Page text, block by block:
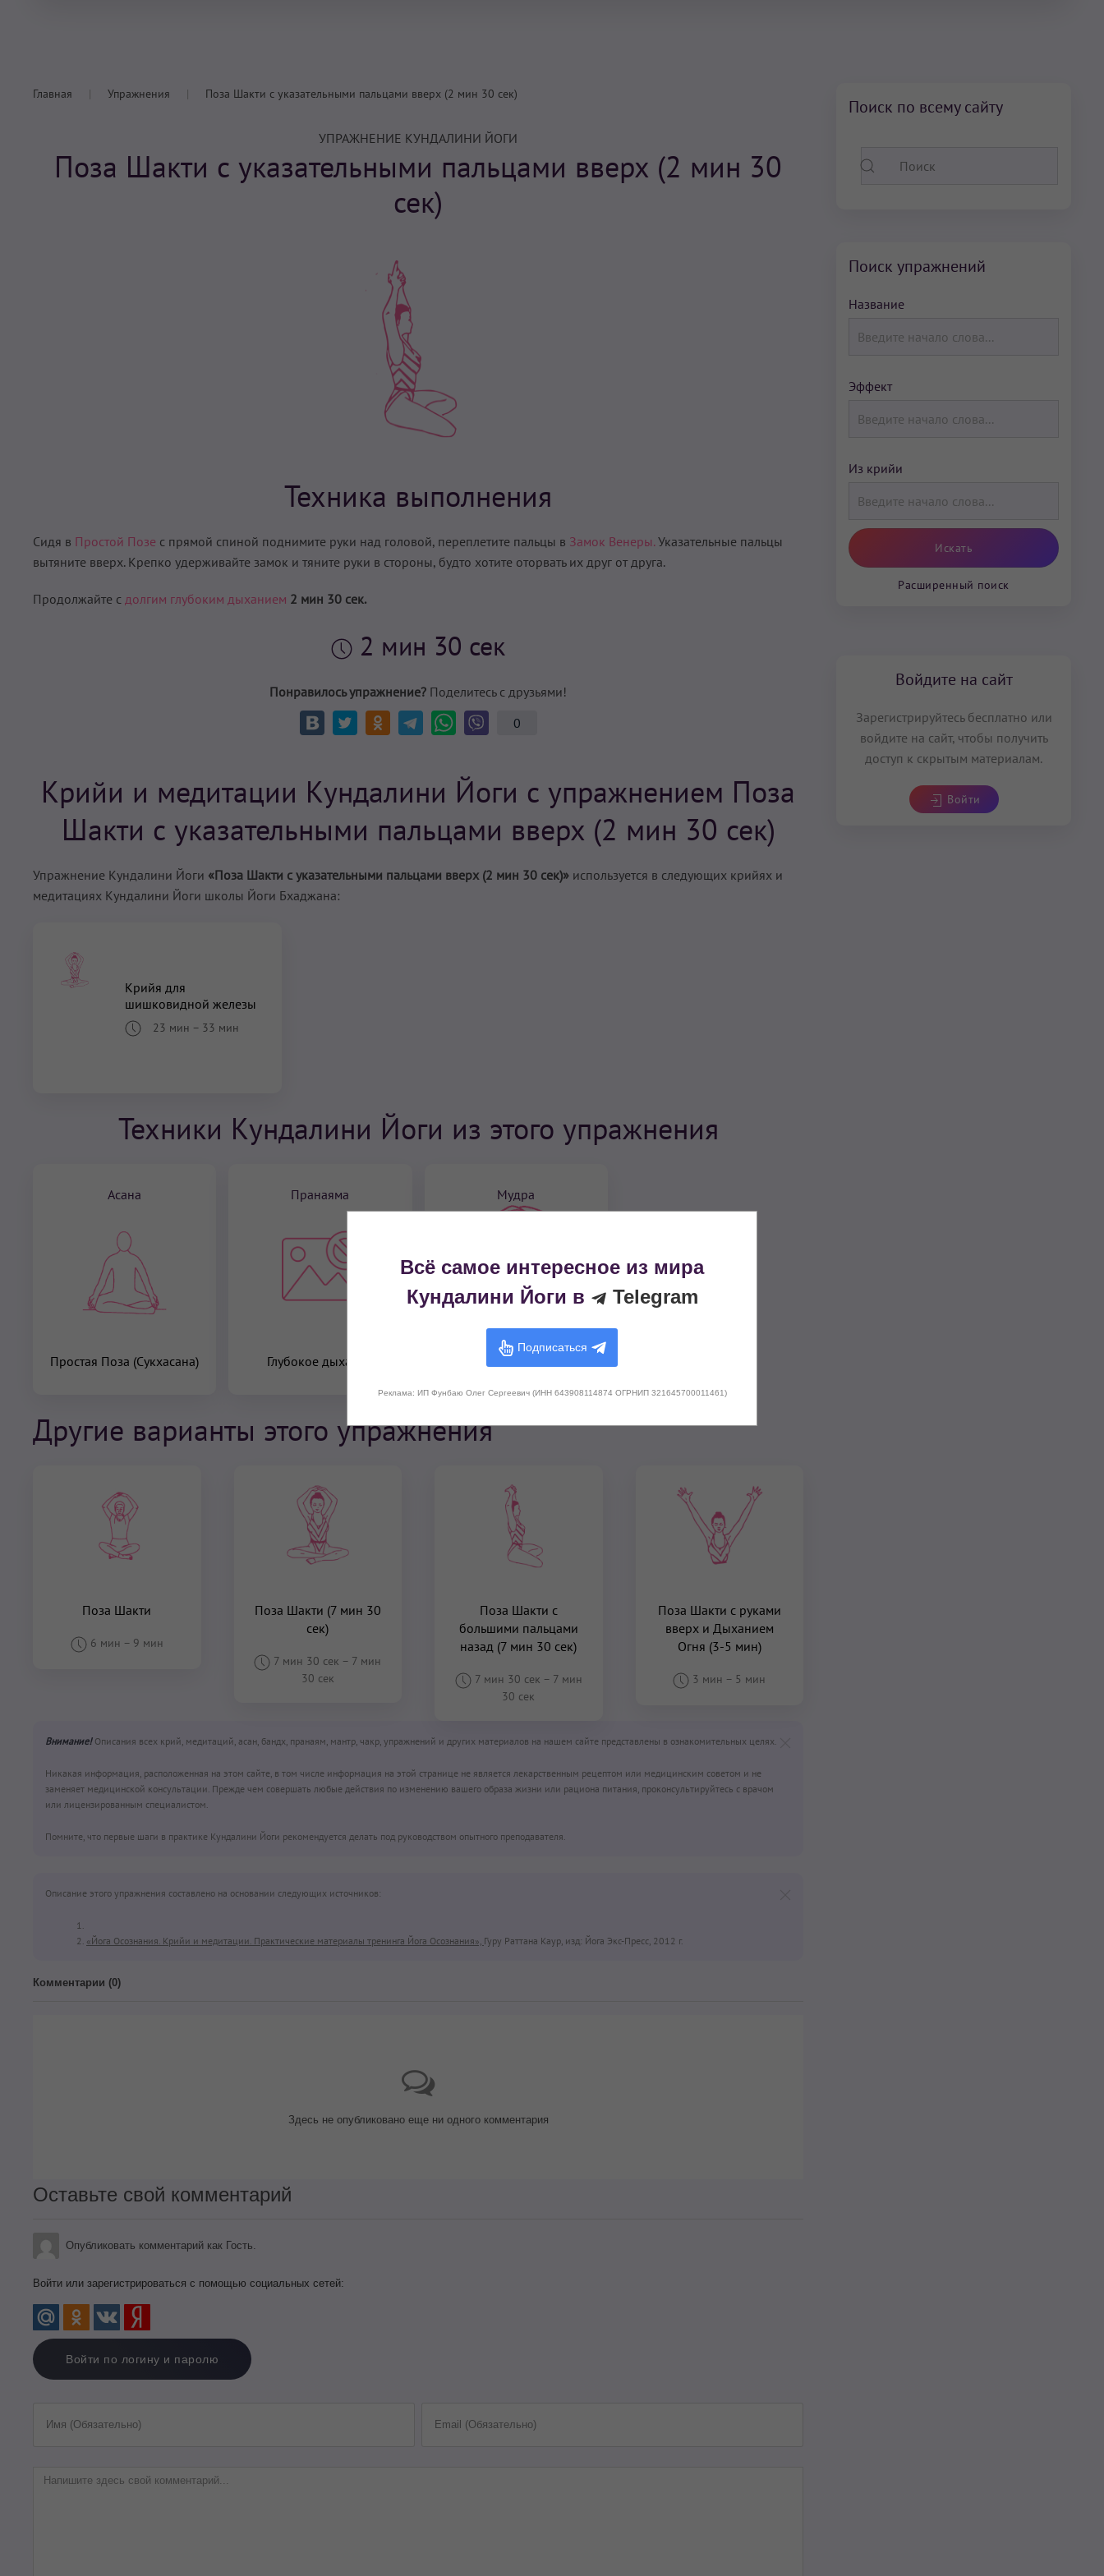
Главная Упражнения Поза Шакти с указательными пальцами вверх (2 мин 30 сек)
УПРАЖНЕНИЕ КУНДАЛИНИ ЙОГИ
Поза Шакти с указательными пальцами вверх (2 мин 30
сек)
Техника выполнения
Сидя в Простой Позе с прямой спиной поднимите руки над головой, переплетите пальцы в Замок Венеры.Указательные пальцы
вытяните вверх. Крепко удерживайте замок и тяните руки в стороны, будто хотите оторвать их друг от друга.
Продолжайте с долгим глубоким дыханием 2 мин 30 сек.
2 мин 30 сек
Понравилось упражнение? Поделитесь с друзьями!
0
Крийи и медитации Кундалини Йоги с упражнением Поза
Шакти с указательными пальцами вверх (2 мин 30 сек)
Упражнение Кундалини Йоги «Поза Шакти с указательными пальцами вверх (2 мин 30 сек)» используется в следующих крийях и
медитациях Кундалини Йоги школы Йоги Бхаджана:
Крийя для
шишковидной железы
23 мин – 33 мин
Техники Кундалини Йоги из этого упражнения
Асана
Простая Поза (Сукхасана)
Пранаяма
Глубокое дыхание
Мудра
Замок Венеры
Другие варианты этого упражнения
Поза Шакти
6 мин – 9 мин
Поза Шакти (7 мин 30
сек)
7 мин 30 сек – 7 мин
30 сек
Поза Шакти с
большими пальцами
назад (7 мин 30 сек)
7 мин 30 сек – 7 мин
30 сек
Поза Шакти с руками
вверх и Дыханием
Огня (3-5 мин)
3 мин – 5 мин
Внимание!Описания всех крий, медитаций, асан, бандх, пранаям, мантр, чакр, упражнений и других материалов на нашем сайте представлены в ознакомительных целях.
Никакая информация, расположенная на этом сайте, в том числе информация на этой странице не является лекарственным рецептом или медицинским советом и не
заменяет медицинской консультации. Прежде чем совершать любые действия по изменению вашего образа жизни или рациона питания, проконсультируйтесь с врачом
или лицензированным специалистом.
Помните, что первые шаги в практике Кундалини Йоги рекомендуется делать под руководством опытного преподавателя.
Описание этого упражнения составлено на основании следующих источников:
«Йога Осознания. Крийи и медитации. Практические материалы тренинга Йога Осознания», Гуру Раттана Каур, изд: Йога Экс-Пресс, 2012 г.
Комментарии (0)
Здесь не опубликовано еще ни одного комментария
Оставьте свой комментарий
Опубликовать комментарий как Гость.
Войти или зарегистрироваться с помощью социальных сетей:
Войти по логину и паролю
Имя (Обязательно) Email (Обязательно)
Поиск по всему сайту
Поиск упражнений
Название
Эффект
Из крийи
Расширенный поиск
Войдите на сайт
Зарегистрируйтесь бесплатно или
войдите на сайт, чтобы получить
доступ к скрытым материалам.
Войти
Всё самое интересное из мира
Кундалини Йоги в
Telegram
Подписаться
Реклама: ИП Фунбаю Олег Сергеевич (ИНН 643908114874 ОГРНИП 321645700011461)